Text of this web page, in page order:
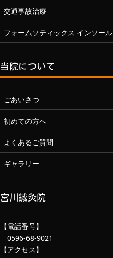
交通事故治療
フォームソティックス インソール
当院について
ごあいさつ
初めての方へ
よくあるご質問
ギャラリー
宮川鍼灸院
【電話番号】
0596-68-9021
【アクセス】